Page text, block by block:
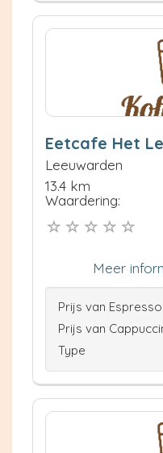
Eetcafe Het
Leeuwarden
13.4 km
Waardering:
Meer
Prijs van Espresso
Prijs van
Type